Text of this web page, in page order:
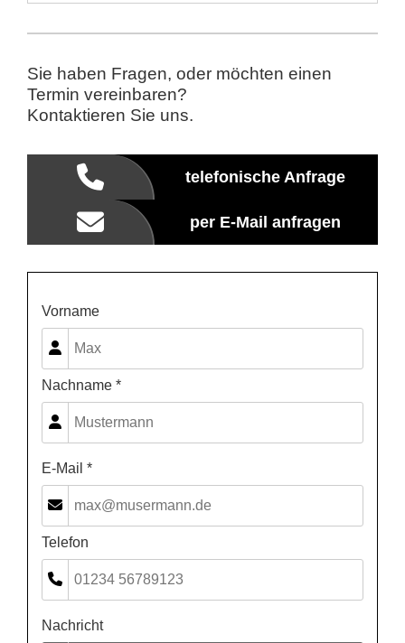
Sie haben Fragen, oder möchten einen
Termin vereinbaren?
Kontaktieren Sie uns.
telefonische Anfrage
per E-Mail anfragen
Vorname
Nachname *
E-Mail *
Telefon
Nachricht